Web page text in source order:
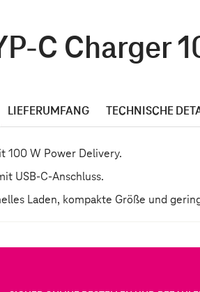
C Charger
LIEFERUMFANG TECHNISCHE
100 W Power Delivery.
USB-C-Anschluss.
Laden, kompakte Größe und